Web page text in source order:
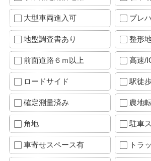
大型車両進入可 プレ
地盤調査書あり 整形
前面道路６ｍ以上 高速/
ロードサイド 駅徒
確定測量済み 農地
角地 駐車
車寄せスペース有 トラ